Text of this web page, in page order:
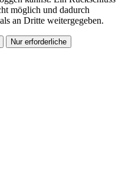
möglich und dadurch
an Dritte weitergegeben.
Nur erforderliche